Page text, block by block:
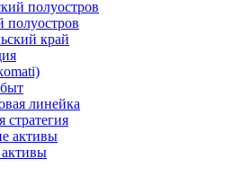
полуостров
полуостров
край
линейка
стратегия
активы